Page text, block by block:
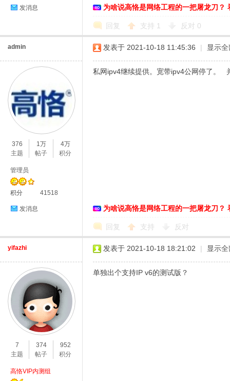
发消息 为啥说高恪是网络工程的一把屠龙刀？
回复 支持 1 反对 0
admin
376
主题
1万
帖子
4万
积分
管理员
积分 41518
发消息
发表于 2021-10-18 11:45:36 | 显示
私网ipv4继续提供。宽带ipv4公网停了。
为啥说高恪是网络工程的一把屠龙刀？
回复 支持 反对
yifazhi
7
主题
374
帖子
952
积分
高恪VIP内测组
发表于 2021-10-18 18:21:02 | 显示
单独出个支持IP v6的测试版？